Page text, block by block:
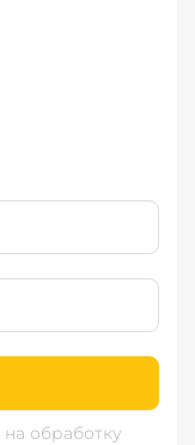
на обработку